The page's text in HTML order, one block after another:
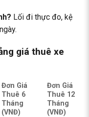
Lối đi thực đo, kệ
giá thuê xe
Đơn Giá
Thuê 6
Tháng
(VNĐ)
Đơn Giá
Thuê 12
Tháng
(VNĐ)